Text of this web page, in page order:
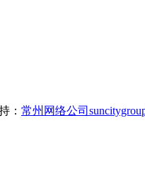
： 常州网络公司